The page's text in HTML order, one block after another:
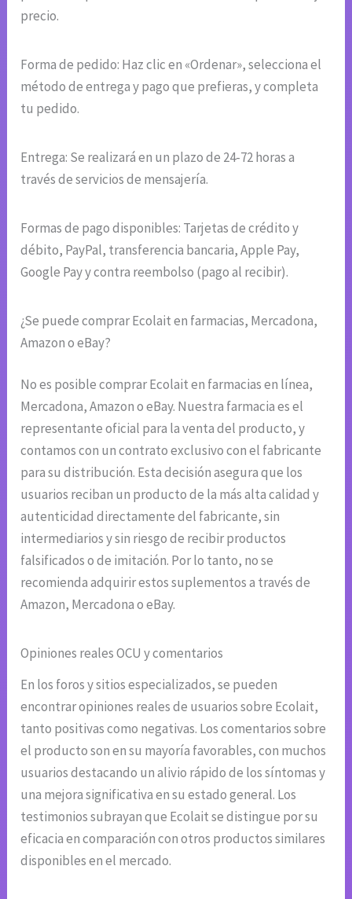
precio.
Forma de pedido: Haz clic en «Ordenar», selecciona el
método de entrega y pago que prefieras, y completa
tu pedido.
Entrega: Se realizará en un plazo de 24-72 horas a
través de servicios de mensajería.
Formas de pago disponibles: Tarjetas de crédito y
débito, PayPal, transferencia bancaria, Apple Pay,
Google Pay y contra reembolso (pago al recibir).
¿Se puede comprar Ecolait en farmacias, Mercadona,
Amazon o eBay?
No es posible comprar Ecolait en farmacias en línea,
Mercadona, Amazon o eBay. Nuestra farmacia es el
representante oficial para la venta del producto, y
contamos con un contrato exclusivo con el fabricante
para su distribución. Esta decisión asegura que los
usuarios reciban un producto de la más alta calidad y
autenticidad directamente del fabricante, sin
intermediarios y sin riesgo de recibir productos
falsificados o de imitación. Por lo tanto, no se
recomienda adquirir estos suplementos a través de
Amazon, Mercadona o eBay.
Opiniones reales OCU y comentarios
En los foros y sitios especializados, se pueden
encontrar opiniones reales de usuarios sobre Ecolait,
tanto positivas como negativas. Los comentarios sobre
el producto son en su mayoría favorables, con muchos
usuarios destacando un alivio rápido de los síntomas y
una mejora significativa en su estado general. Los
testimonios subrayan que Ecolait se distingue por su
eficacia en comparación con otros productos similares
disponibles en el mercado.